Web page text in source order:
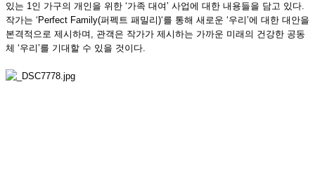
있는 1인 가구의 개인을 위한 ‘가족 대여’ 사업에 대한 내용들을 담고 있다.
작가는 ‘Perfect Family(퍼펙트 패밀리)‘를 통해 새로운 ‘우리’에 대한 대안을
본격적으로 제시하며, 관객은 작가가 제시하는 가까운 미래의 건강한 공동
체 ‘우리’를 기대할 수 있을 것이다.